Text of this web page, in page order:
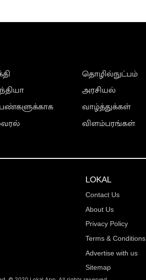
தொழில்நுட்பம்
அரசியல்
வாழ்த்துக்கள்
விளம்பரங்கள்
LOKAL
Contact Us
About Us
Privacy Policy
Terms & Conditions
Advertise with us
Sitemap